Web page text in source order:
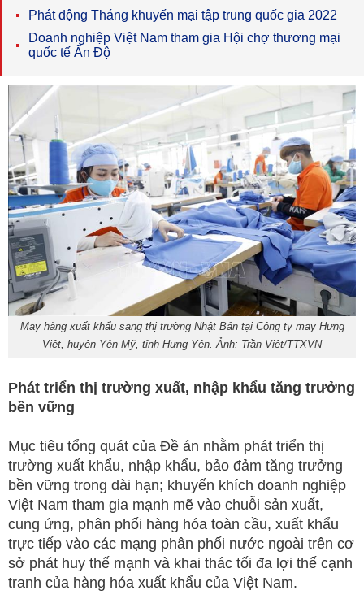
Phát động Tháng khuyến mại tập trung quốc gia 2022
Doanh nghiệp Việt Nam tham gia Hội chợ thương mại
quốc tế Ấn Độ
May hàng xuất khẩu sang thị trường Nhật Bản tại Công ty may Hưng
Việt, huyện Yên Mỹ, tỉnh Hưng Yên. Ảnh: Trần Việt/TTXVN
Phát triển thị trường xuất, nhập khẩu tăng trưởng
bền vững
Mục tiêu tổng quát của Đề án nhằm phát triển thị
trường xuất khẩu, nhập khẩu, bảo đảm tăng trưởng
bền vững trong dài hạn; khuyến khích doanh nghiệp
Việt Nam tham gia mạnh mẽ vào chuỗi sản xuất,
cung ứng, phân phối hàng hóa toàn cầu, xuất khẩu
trực tiếp vào các mạng phân phối nước ngoài trên cơ
sở phát huy thế mạnh và khai thác tối đa lợi thế cạnh
tranh của hàng hóa xuất khẩu của Việt Nam.